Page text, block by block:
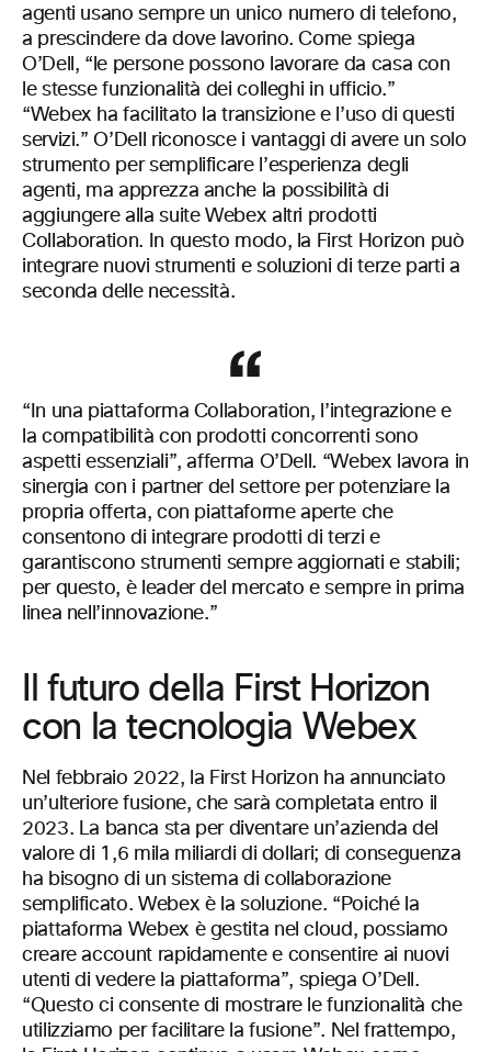
agenti usano sempre un unico numero di telefono,
a prescindere da dove lavorino. Come spiega
O’Dell, “le persone possono lavorare da casa con
le stesse funzionalità dei colleghi in ufficio.”
“Webex ha facilitato la transizione e l’uso di questi
servizi.” O’Dell riconosce i vantaggi di avere un solo
strumento per semplificare l’esperienza degli
agenti, ma apprezza anche la possibilità di
aggiungere alla suite Webex altri prodotti
Collaboration. In questo modo, la First Horizon può
integrare nuovi strumenti e soluzioni di terze parti a
seconda delle necessità.
“In una piattaforma Collaboration, l’integrazione e
la compatibilità con prodotti concorrenti sono
aspetti essenziali”, afferma O’Dell. “Webex lavora in
sinergia con i partner del settore per potenziare la
propria offerta, con piattaforme aperte che
consentono di integrare prodotti di terzi e
garantiscono strumenti sempre aggiornati e stabili;
per questo, è leader del mercato e sempre in prima
linea nell’innovazione.”
Il futuro della First Horizon
con la tecnologia Webex
Nel febbraio 2022, la First Horizon ha annunciato
un’ulteriore fusione, che sarà completata entro il
2023. La banca sta per diventare un’azienda del
valore di 1,6 mila miliardi di dollari; di conseguenza
ha bisogno di un sistema di collaborazione
semplificato. Webex è la soluzione. “Poiché la
piattaforma Webex è gestita nel cloud, possiamo
creare account rapidamente e consentire ai nuovi
utenti di vedere la piattaforma”, spiega O’Dell.
“Questo ci consente di mostrare le funzionalità che
utilizziamo per facilitare la fusione”. Nel frattempo,